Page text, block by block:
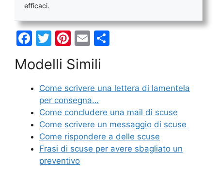
efficaci.
F
c
e
b
o
o
k
T
itt
er
Pi
er
e
st
E
ai
l
di
di
Modelli Simili
Come scrivere una lettera di lamentela
per consegna…
Come concludere una mail di scuse
Come scrivere un messaggio di scuse
Come rispondere a delle scuse
Frasi di scuse per avere sbagliato un
preventivo